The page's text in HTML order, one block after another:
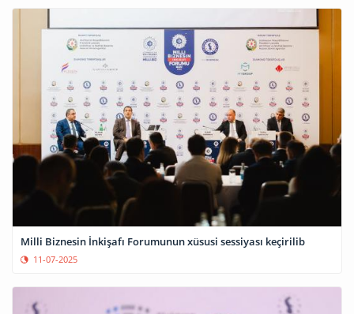
Milli Biznesin İnkişafı Forumunun xüsusi sessiyası keçirilib
11-07-2025